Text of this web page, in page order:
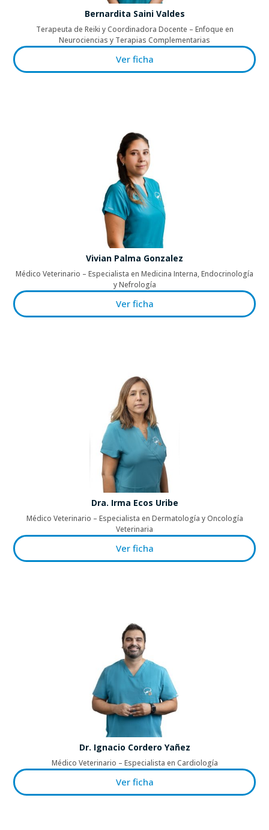
Bernardita Saini Valdes
Terapeuta de Reiki y Coordinadora Docente – Enfoque en
Neurociencias y Terapias Complementarias
Ver ficha
Vivian Palma Gonzalez
Médico Veterinario – Especialista en Medicina Interna, Endocrinología
y Nefrología
Ver ficha
Dra. Irma Ecos Uribe
Médico Veterinario – Especialista en Dermatología y Oncología
Veterinaria
Ver ficha
Dr. Ignacio Cordero Yañez
Médico Veterinario – Especialista en Cardiología
Ver ficha